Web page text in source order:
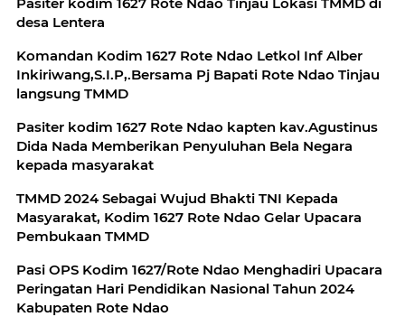
desa Lentera
Komandan Kodim 1627 Rote Ndao Letkol Inf Alber
Inkiriwang,S.I.P,.Bersama Pj Bapati Rote Ndao Tinjau
langsung TMMD
Pasiter kodim 1627 Rote Ndao kapten kav.Agustinus
Dida Nada Memberikan Penyuluhan Bela Negara
kepada masyarakat
TMMD 2024 Sebagai Wujud Bhakti TNI Kepada
Masyarakat, Kodim 1627 Rote Ndao Gelar Upacara
Pembukaan TMMD
Pasi OPS Kodim 1627/Rote Ndao Menghadiri Upacara
Peringatan Hari Pendidikan Nasional Tahun 2024
Kabupaten Rote Ndao